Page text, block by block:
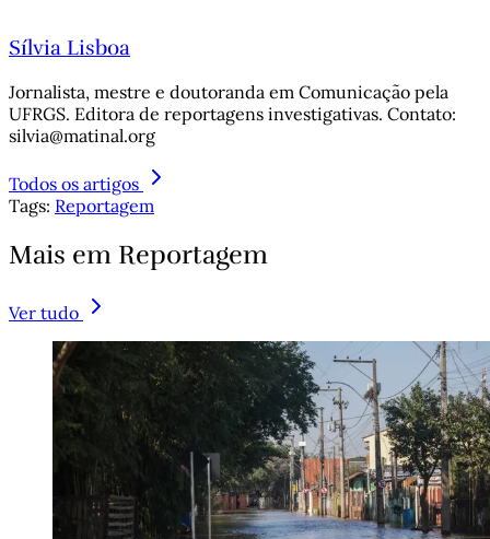
Sílvia Lisboa
Jornalista, mestre e doutoranda em Comunicação pela
UFRGS. Editora de reportagens investigativas. Contato:
silvia@matinal.org
Todos os artigos
Tags: Reportagem
Mais em Reportagem
Ver tudo